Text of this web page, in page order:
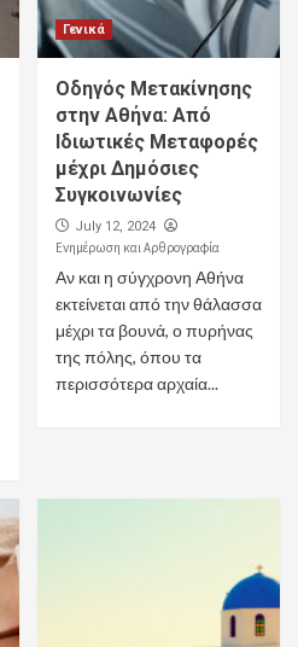
Γενικά
Οδηγός Μετακίνησης
στην Αθήνα: Από
Ιδιωτικές Μεταφορές
μέχρι Δημόσιες
Συγκοινωνίες
July 12, 2024
Ενημέρωση και Αρθρογραφία
Αν και η σύγχρονη Αθήνα
εκτείνεται από την θάλασσα
μέχρι τα βουνά, ο πυρήνας
της πόλης, όπου τα
περισσότερα αρχαία...